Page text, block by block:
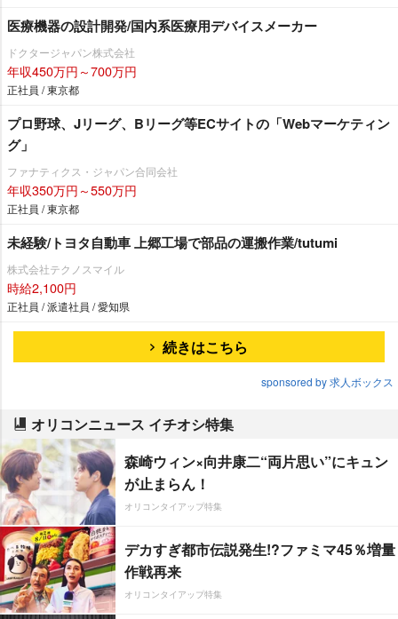
医療機器の設計開発/国内系医療用デバイスメーカー
ドクタージャパン株式会社
年収450万円～700万円
正社員 / 東京都
プロ野球、Jリーグ、Bリーグ等ECサイトの「Webマーケティン
グ」
ファナティクス・ジャパン合同会社
年収350万円～550万円
正社員 / 東京都
未経験/トヨタ自動車 上郷工場で部品の運搬作業/tutumi
株式会社テクノスマイル
時給2,100円
正社員 / 派遣社員 / 愛知県
続きはこちら
sponsored by 求人ボックス
オリコンニュース イチオシ特集
森崎ウィン×向井康二“両片思い”にキュン
が止まらん！
オリコンタイアップ特集
デカすぎ都市伝説発生!?ファミマ45％増量
作戦再来
オリコンタイアップ特集